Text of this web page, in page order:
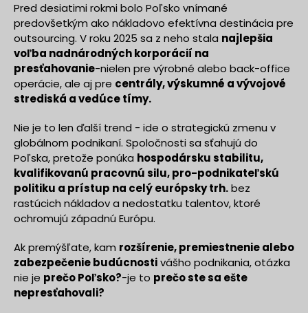
Pred desiatimi rokmi bolo Poľsko vnímané
predovšetkým ako nákladovo efektívna destinácia pre
outsourcing. V roku 2025 sa z neho stala najlepšia
voľba nadnárodných korporácií na
presťahovanie-nielen pre výrobné alebo back-office
operácie, ale aj pre centrály, výskumné a vývojové
strediská a vedúce tímy.
Nie je to len ďalší trend - ide o strategickú zmenu v
globálnom podnikaní. Spoločnosti sa sťahujú do
Poľska, pretože ponúka hospodársku stabilitu,
kvalifikovanú pracovnú silu, pro-podnikateľskú
politiku a prístup na celý európsky trh.bez
rastúcich nákladov a nedostatku talentov, ktoré
ochromujú západnú Európu.
Ak premýšľate, kam rozšírenie, premiestnenie alebo
zabezpečenie budúcnostivášho podnikania, otázka
nie je prečo Poľsko?-je to prečo ste sa ešte
nepresťahovali?